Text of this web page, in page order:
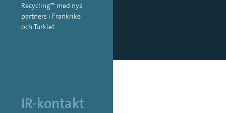
Recycling™ med nya
partners i Frankrike
och Turkiet
IR-kontakt